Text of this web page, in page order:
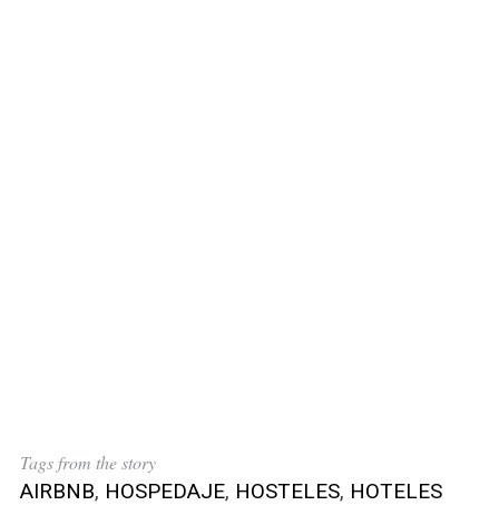
Tags from the story
AIRBNB, HOSPEDAJE, HOSTELES, HOTELES